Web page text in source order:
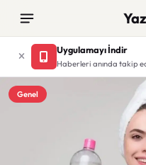
Uygulamayı İndir
Haberleri anında takip
Genel